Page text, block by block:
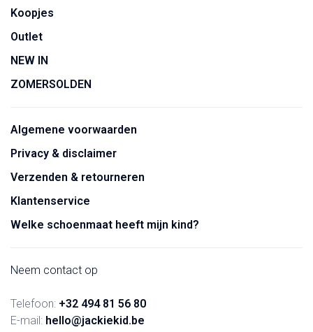
Koopjes
Outlet
NEW IN
ZOMERSOLDEN
Algemene voorwaarden
Privacy & disclaimer
Verzenden & retourneren
Klantenservice
Welke schoenmaat heeft mijn kind?
Neem contact op
Telefoon: +32 494 81 56 80
E-mail: hello@jackiekid.be